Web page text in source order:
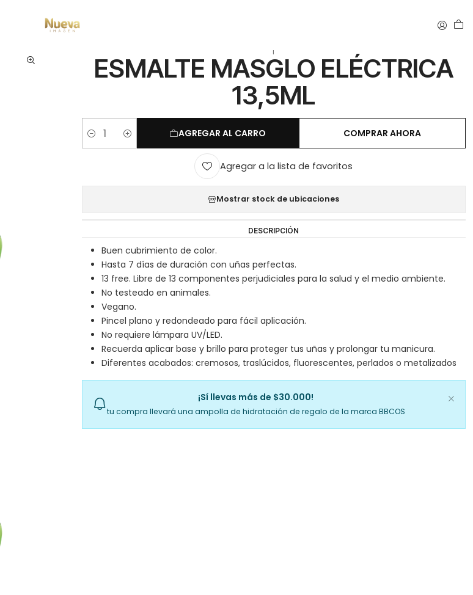
|
ESMALTE MASGLO ELÉCTRICA
13,5ML
Cantidad AGREGAR AL CARRO COMPRAR AHORA
Agregar a la lista de favoritos
Mostrar stock de ubicaciones
DESCRIPCIÓN
Buen cubrimiento de color.
Hasta 7 días de duración con uñas perfectas.
13 free. Libre de 13 componentes perjudiciales para la salud y el medio ambiente.
No testeado en animales.
Vegano.
Pincel plano y redondeado para fácil aplicación.
No requiere lámpara UV/LED.
Recuerda aplicar base y brillo para proteger tus uñas y prolongar tu manicura.
Diferentes acabados: cremosos, traslúcidos, fluorescentes, perlados o metalizados
¡Sí llevas más de $30.000!
tu compra llevará una ampolla de hidratación de regalo de la marca BBCOS